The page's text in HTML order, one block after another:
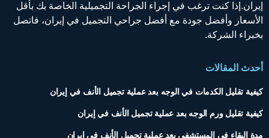
إيران.إذا كنت ترغب في إجراء الجراحة التجميلية الخاصة بك بأقل
الأسعار وأفضل جودة مع أفضل جراحي التجميل في إيران، فاتصل
بخبراء الشركة.
أحدث المقالات
كيفية تقليل الكدمات في الوجه بعد عملية تجميل الأنف في إيران
كيفية تقليل ورم الوجه بعد عملية تجميل الأنف في إيران
مدة البقاء في المستشفى بعد عملية تجميل الأنف في إيران